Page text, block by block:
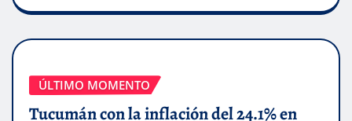
ÚLTIMO MOMENTO
Tucumán con la inflación del 24.1% en